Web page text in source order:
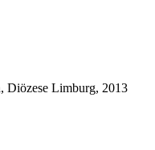
Diözese Limburg, 2013